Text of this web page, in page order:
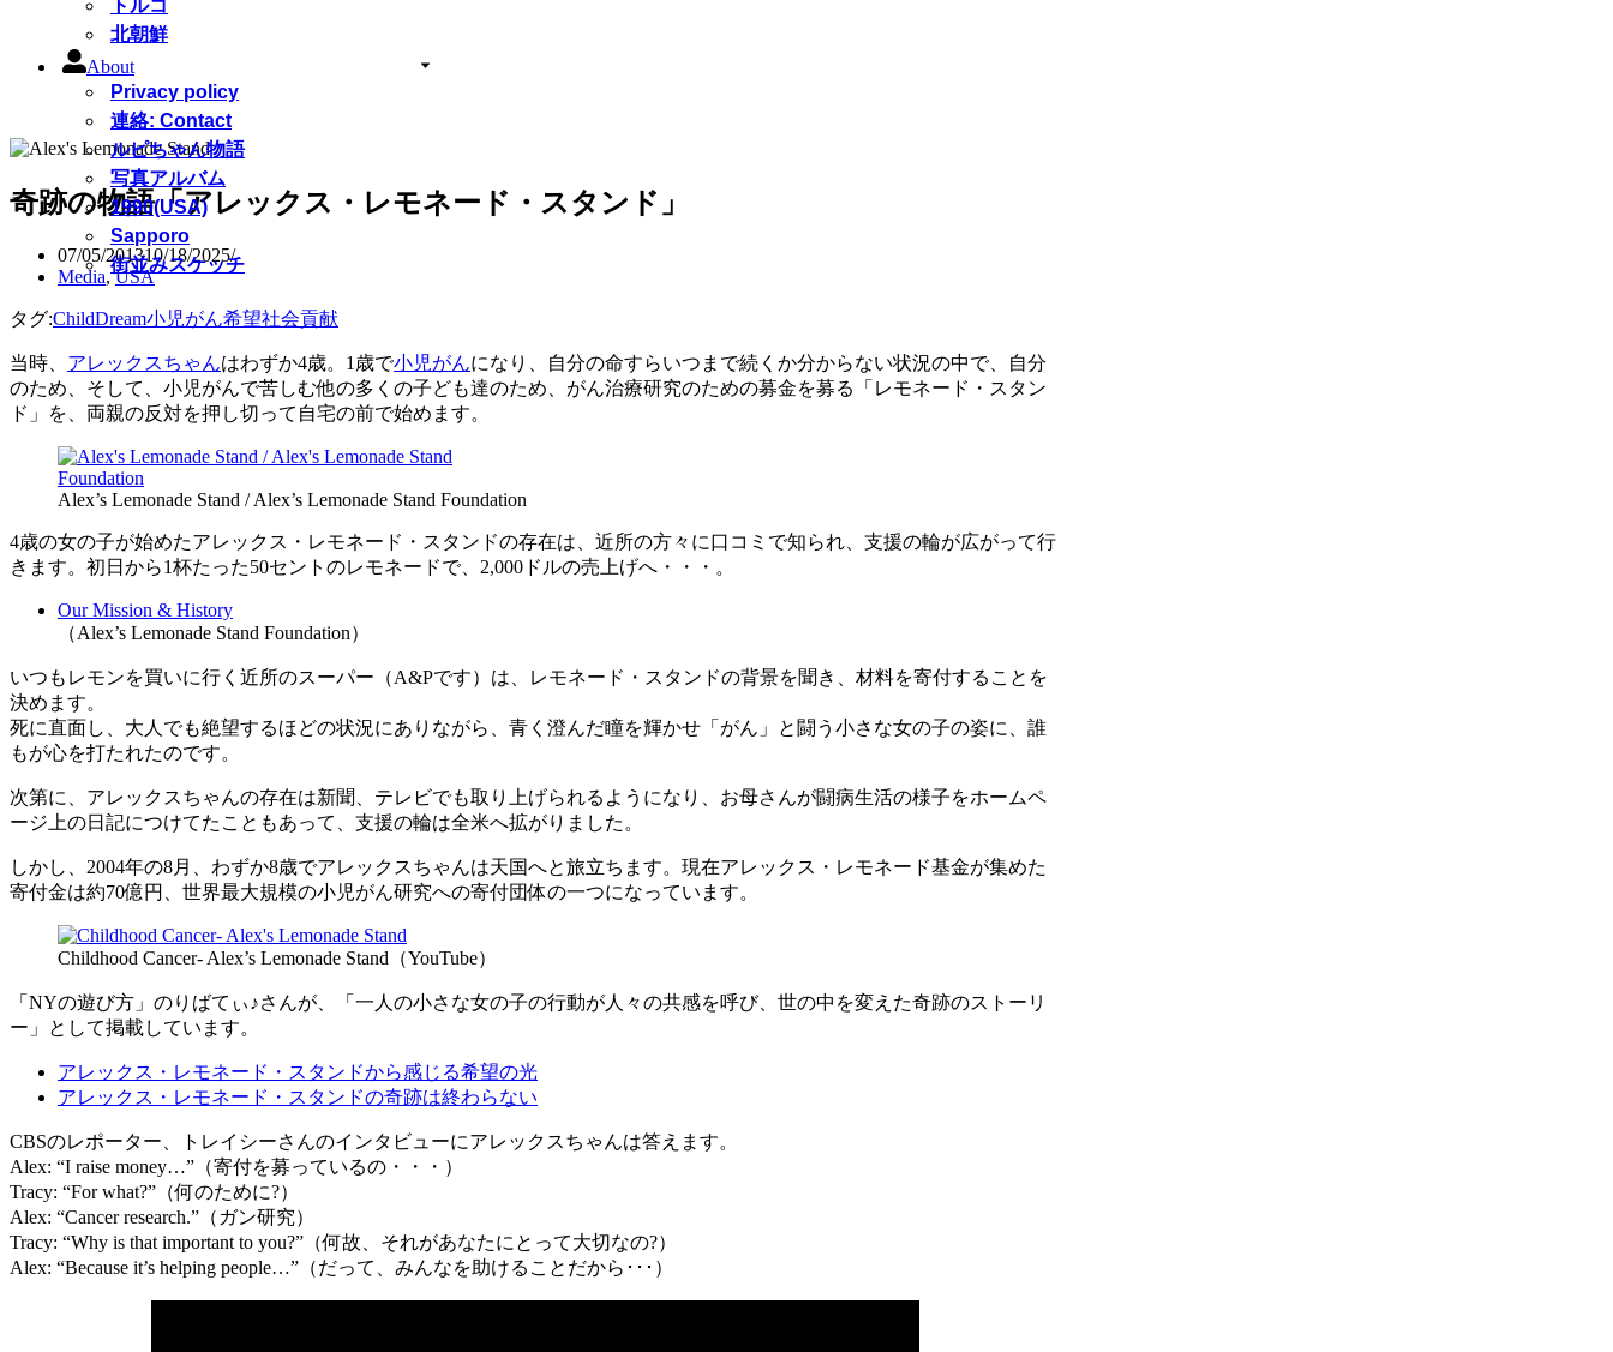
トルコ
北朝鮮
About
Privacy policy
連絡: Contact
ルピちゃん物語
写真アルバム
1990(USA)
Sapporo
街並みスケッチ
奇跡の物語「アレックス・レモネード・スタンド」
07/05/201310/18/2025
Media,USA
タグ:ChildDream小児がん希望社会貢献
当時、 アレックスちゃんはわずか4歳。1歳で小児がんになり、自分の命すらいつまで続くか分からない状況の中で、自分
のため、そして、小児がんで苦しむ他の多くの子ども達のため、がん治療研究のための募金を募る「レモネード・スタン
ド」を、両親の反対を押し切って自宅の前で始めます。
Alex’s Lemonade Stand / Alex’s Lemonade Stand Foundation
4歳の女の子が始めたアレックス・レモネード・スタンドの存在は、近所の方々に口コミで知られ、支援の輪が広がって行
きます。初日から1杯たった50セントのレモネードで、2,000ドルの売上げへ・・・。
Our Mission & History
（Alex’s Lemonade Stand Foundation）
いつもレモンを買いに行く近所のスーパー（A&Pです）は、レモネード・スタンドの背景を聞き、材料を寄付することを
決めます。
死に直面し、大人でも絶望するほどの状況にありながら、青く澄んだ瞳を輝かせ「がん」と闘う小さな女の子の姿に、誰
もが心を打たれたのです。
次第に、アレックスちゃんの存在は新聞、テレビでも取り上げられるようになり、お母さんが闘病生活の様子をホームペ
ージ上の日記につけてたこともあって、支援の輪は全米へ拡がりました。
しかし、2004年の8月、わずか8歳でアレックスちゃんは天国へと旅立ちます。現在アレックス・レモネード基金が集めた
寄付金は約70億円、世界最大規模の小児がん研究への寄付団体の一つになっています。
Childhood Cancer- Alex’s Lemonade Stand（YouTube）
「NYの遊び方」のりばてぃ♪さんが、「一人の小さな女の子の行動が人々の共感を呼び、世の中を変えた奇跡のストーリ
ー」として掲載しています。
アレックス・レモネード・スタンドから感じる希望の光
アレックス・レモネード・スタンドの奇跡は終わらない
CBSのレポーター、トレイシーさんのインタビューにアレックスちゃんは答えます。
Alex: “I raise money…”（寄付を募っているの・・・）
Tracy: “For what?”（何のために?）
Alex: “Cancer research.”（ガン研究）
Tracy: “Why is that important to you?”（何故、それがあなたにとって大切なの?）
Alex: “Because it’s helping people…”（だって、みんなを助けることだから･･･）